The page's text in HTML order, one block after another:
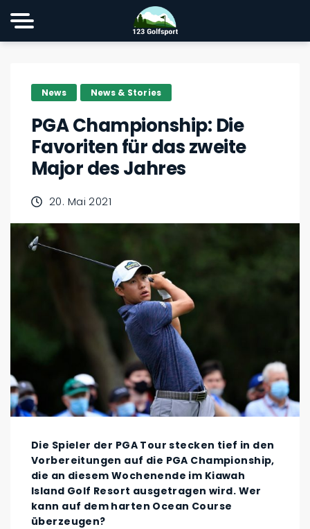
News News & Stories
PGA Championship: Die
Favoriten für das zweite
Major des Jahres
20. Mai 2021
Die Spieler der PGA Tour stecken tief in den
Vorbereitungen auf die PGA Championship,
die an diesem Wochenende im Kiawah
Island Golf Resort ausgetragen wird. Wer
kann auf dem harten Ocean Course
überzeugen?